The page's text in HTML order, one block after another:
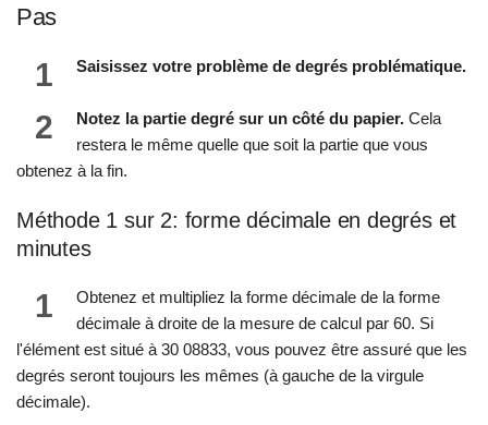
Pas
1 Saisissez votre problème de degrés problématique.
2 Notez la partie degré sur un côté du papier. Cela
restera le même quelle que soit la partie que vous
obtenez à la fin.
Méthode 1 sur 2: forme décimale en degrés et
minutes
1
Obtenez et multipliez la forme décimale de la forme
décimale à droite de la mesure de calcul par 60. Si
l'élément est situé à 30 08833, vous pouvez être assuré que les
degrés seront toujours les mêmes (à gauche de la virgule
décimale).